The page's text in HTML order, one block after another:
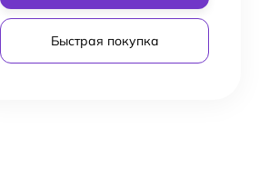
Быстрая покупка